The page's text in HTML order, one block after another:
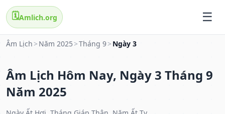
🗓️Amlich.org
Âm Lịch > Năm 2025 >Tháng 9> Ngày 3
Âm Lịch Hôm Nay, Ngày 3 Tháng 9
Năm 2025